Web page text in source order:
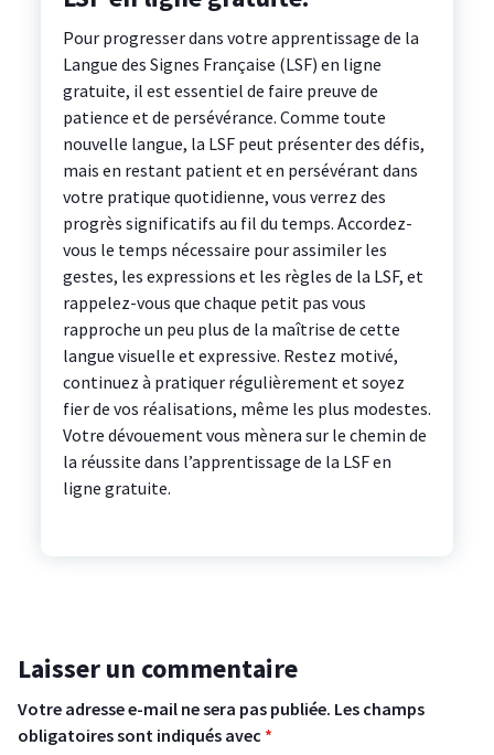
Pour progresser dans votre apprentissage de la
Langue des Signes Française (LSF) en ligne
gratuite, il est essentiel de faire preuve de
patience et de persévérance. Comme toute
nouvelle langue, la LSF peut présenter des défis,
mais en restant patient et en persévérant dans
votre pratique quotidienne, vous verrez des
progrès significatifs au fil du temps. Accordez-
vous le temps nécessaire pour assimiler les
gestes, les expressions et les règles de la LSF, et
rappelez-vous que chaque petit pas vous
rapproche un peu plus de la maîtrise de cette
langue visuelle et expressive. Restez motivé,
continuez à pratiquer régulièrement et soyez
fier de vos réalisations, même les plus modestes.
Votre dévouement vous mènera sur le chemin de
la réussite dans l’apprentissage de la LSF en
ligne gratuite.
Laisser un commentaire
Votre adresse e-mail ne sera pas publiée. Les champs
obligatoires sont indiqués avec *